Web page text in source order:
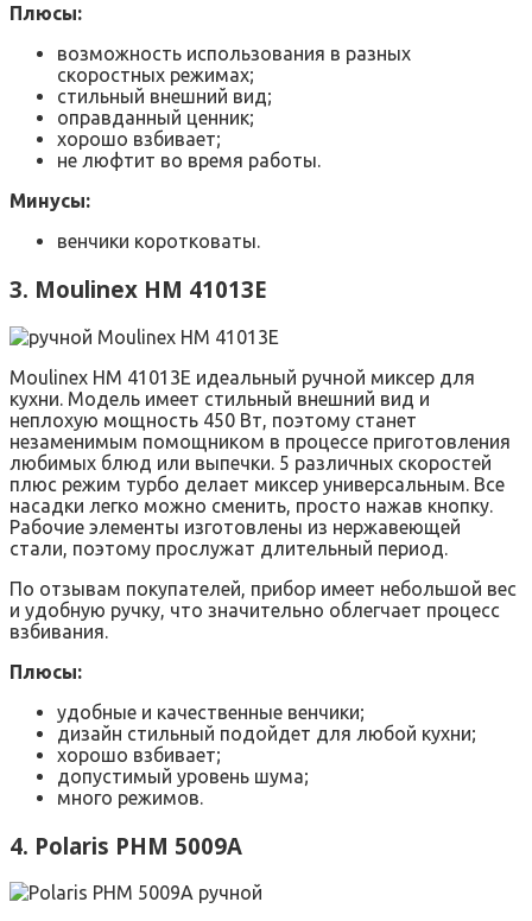
Плюсы:
возможность использования в разных
скоростных режимах;
стильный внешний вид;
оправданный ценник;
хорошо взбивает;
не люфтит во время работы.
Минусы:
венчики коротковаты.
3. Moulinex HM 41013E
Moulinex HM 41013Е идеальный ручной миксер для
кухни. Модель имеет стильный внешний вид и
неплохую мощность 450 Вт, поэтому станет
незаменимым помощником в процессе приготовления
любимых блюд или выпечки. 5 различных скоростей
плюс режим турбо делает миксер универсальным. Все
насадки легко можно сменить, просто нажав кнопку.
Рабочие элементы изготовлены из нержавеющей
стали, поэтому прослужат длительный период.
По отзывам покупателей, прибор имеет небольшой вес
и удобную ручку, что значительно облегчает процесс
взбивания.
Плюсы:
удобные и качественные венчики;
дизайн стильный подойдет для любой кухни;
хорошо взбивает;
допустимый уровень шума;
много режимов.
4. Polaris PHM 5009A